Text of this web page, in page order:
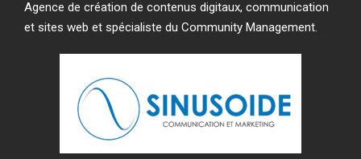
Agence de création de contenus digitaux, communication
et sites web et spécialiste du Community Management.